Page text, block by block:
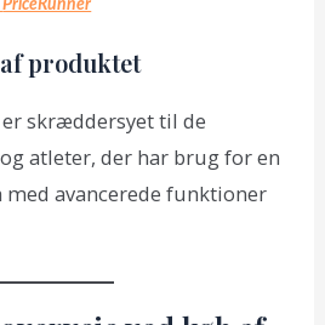
PriceRunner
produktet
skræddersyet til de
atleter, der har brug for en
avancerede funktioner